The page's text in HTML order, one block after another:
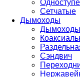
Сетчатые
Дымоходы
Дымоходы
Сэндвич